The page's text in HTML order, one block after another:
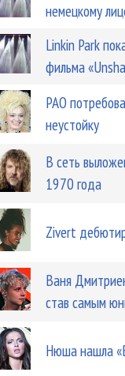
немецкому
Linkin Park
фильма
РАО
неустойку
В сеть
1970 года
Zivert
Ваня
став самым
Нюша нашла